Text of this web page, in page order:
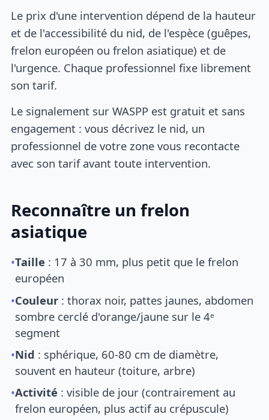
Le prix d'une intervention dépend de la hauteur
et de l'accessibilité du nid, de l'espèce (guêpes,
frelon européen ou frelon asiatique) et de
l'urgence. Chaque professionnel fixe librement
son tarif.
Le signalement sur WASPP est gratuit et sans
engagement : vous décrivez le nid, un
professionnel de votre zone vous recontacte
avec son tarif avant toute intervention.
Reconnaître un frelon
asiatique
•Taille : 17 à 30 mm, plus petit que le frelon
européen
•Couleur : thorax noir, pattes jaunes, abdomen
sombre cerclé d'orange/jaune sur le 4ᵉ
segment
•Nid : sphérique, 60-80 cm de diamètre,
souvent en hauteur (toiture, arbre)
•Activité : visible de jour (contrairement au
frelon européen, plus actif au crépuscule)